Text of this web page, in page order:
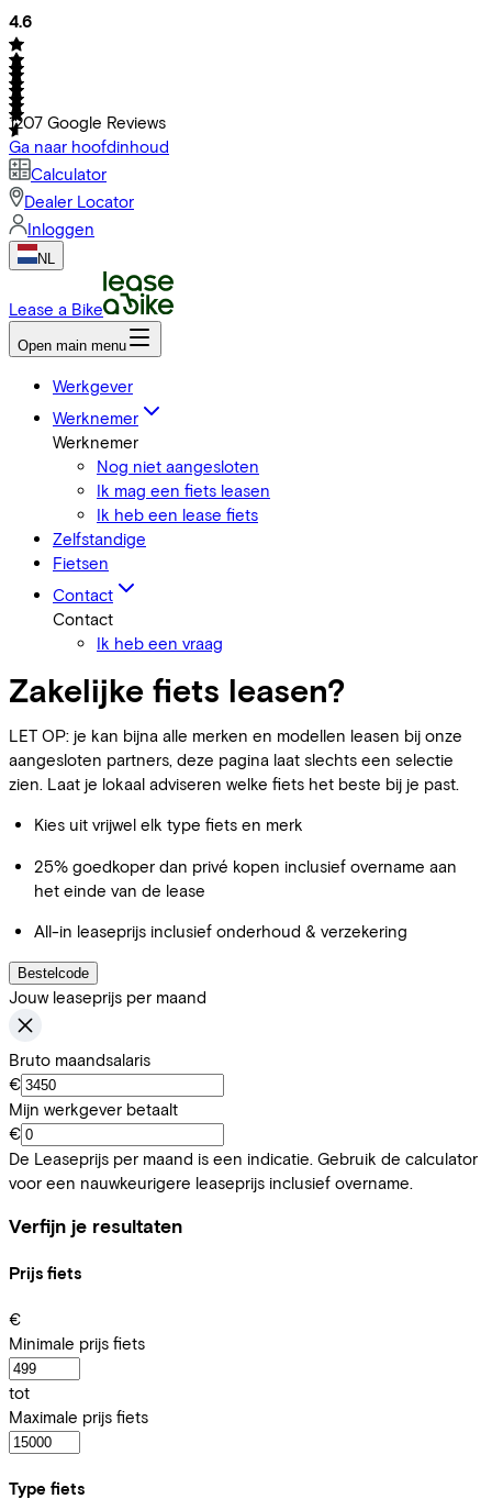
4.6
1207 Google Reviews
Ga naar hoofdinhoud
Calculator
Dealer Locator
Inloggen
NL
Lease a Bike
Open main menu
Werkgever
Werknemer
Werknemer
Nog niet aangesloten
Ik mag een fiets leasen
Ik heb een lease fiets
Zelfstandige
Fietsen
Contact
Contact
Ik heb een vraag
Zakelijke fiets leasen?
LET OP: je kan bijna alle merken en modellen leasen bij onze
aangesloten partners, deze pagina laat slechts een selectie
zien. Laat je lokaal adviseren welke fiets het beste bij je past.
Kies uit vrijwel elk type fiets en merk
25% goedkoper dan privé kopen inclusief overname aan
het einde van de lease
All-in leaseprijs inclusief onderhoud & verzekering
Bestelcode
Jouw leaseprijs per maand
Bruto maandsalaris
€
Mijn werkgever betaalt
€
De Leaseprijs per maand is een indicatie. Gebruik de calculator
voor een nauwkeurigere leaseprijs inclusief overname.
Verfijn je resultaten
Prijs fiets
€
Minimale prijs fiets
tot
Maximale prijs fiets
Type fiets